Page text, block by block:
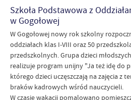
Szkoła Podstawowa z
w Gogołowej
W Gogołowej nowy rok szkolny
oddziałach klas I-VIII oraz 50
przedszkolnych. Grupa dzieci
realizuje program unijny "Ja też idę do
którego dzieci uczęszczają na zajęcia z
braków kadrowych wśród nauczycieli.
W czasie wakacji pomalowano